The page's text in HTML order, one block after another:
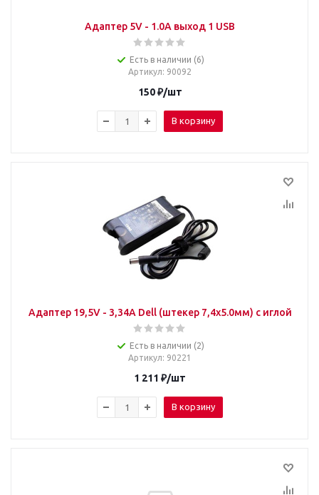
Адаптер 5V - 1.0A выход 1 USB
Есть в наличии (6)
Артикул: 90092
150₽/шт
В корзину
Адаптер 19,5V - 3,34A Dell (штекер 7,4х5.0мм) с иглой
Есть в наличии (2)
Артикул: 90221
1 211 ₽/шт
В корзину